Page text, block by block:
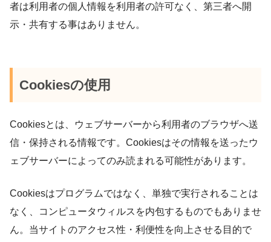
者は利用者の個人情報を利用者の許可なく、第三者へ開
示・共有する事はありません。
Cookiesの使用
Cookiesとは、ウェブサーバーから利用者のブラウザへ送
信・保持される情報です。Cookiesはその情報を送ったウ
ェブサーバーによってのみ読まれる可能性があります。
Cookiesはプログラムではなく、単独で実行されることは
なく、コンピュータウィルスを内包するものでもありませ
ん。当サイトのアクセス性・利便性を向上させる目的で